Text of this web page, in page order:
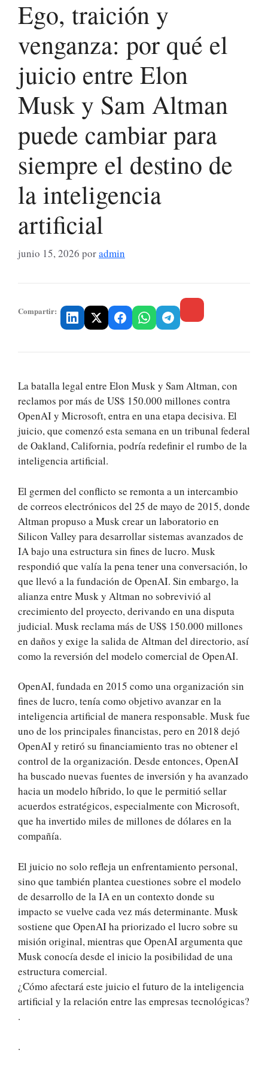
Ego, traición y
venganza: por qué el
juicio entre Elon
Musk y Sam Altman
puede cambiar para
siempre el destino de
la inteligencia
artificial
junio 15, 2026 poradmin
Compartir:
La batalla legal entre Elon Musk y Sam Altman, con
reclamos por más de US$ 150.000 millones contra
OpenAI y Microsoft, entra en una etapa decisiva. El
juicio, que comenzó esta semana en un tribunal federal
de Oakland, California, podría redefinir el rumbo de la
inteligencia artificial.
El germen del conflicto se remonta a un intercambio
de correos electrónicos del 25 de mayo de 2015, donde
Altman propuso a Musk crear un laboratorio en
Silicon Valley para desarrollar sistemas avanzados de
IA bajo una estructura sin fines de lucro. Musk
respondió que valía la pena tener una conversación, lo
que llevó a la fundación de OpenAI. Sin embargo, la
alianza entre Musk y Altman no sobrevivió al
crecimiento del proyecto, derivando en una disputa
judicial. Musk reclama más de US$ 150.000 millones
en daños y exige la salida de Altman del directorio, así
como la reversión del modelo comercial de OpenAI.
OpenAI, fundada en 2015 como una organización sin
fines de lucro, tenía como objetivo avanzar en la
inteligencia artificial de manera responsable. Musk fue
uno de los principales financistas, pero en 2018 dejó
OpenAI y retiró su financiamiento tras no obtener el
control de la organización. Desde entonces, OpenAI
ha buscado nuevas fuentes de inversión y ha avanzado
hacia un modelo híbrido, lo que le permitió sellar
acuerdos estratégicos, especialmente con Microsoft,
que ha invertido miles de millones de dólares en la
compañía.
El juicio no solo refleja un enfrentamiento personal,
sino que también plantea cuestiones sobre el modelo
de desarrollo de la IA en un contexto donde su
impacto se vuelve cada vez más determinante. Musk
sostiene que OpenAI ha priorizado el lucro sobre su
misión original, mientras que OpenAI argumenta que
Musk conocía desde el inicio la posibilidad de una
estructura comercial.
¿Cómo afectará este juicio el futuro de la inteligencia
artificial y la relación entre las empresas tecnológicas?
.
.